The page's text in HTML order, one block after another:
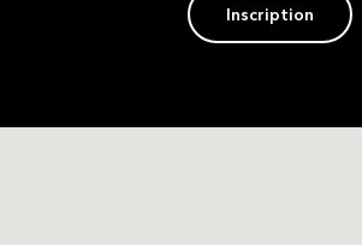
Inscription